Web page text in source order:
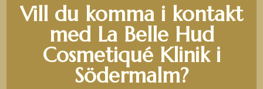
Vill du komma i kontakt
med La Belle Hud
Cosmetiqué Klinik i
Södermalm?